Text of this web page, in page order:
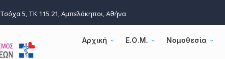
Τσόχα 5, ΤΚ 115 21, Αμπελόκηποι, Αθήνα
Αρχική Ε.Ο.Μ. Νομοθεσία